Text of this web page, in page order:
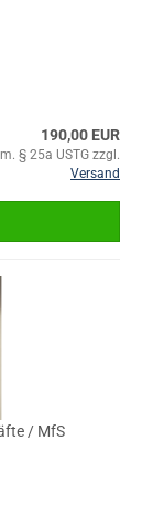
190,00 EUR
§ 25a USTG zzgl.
Versand
/ MfS